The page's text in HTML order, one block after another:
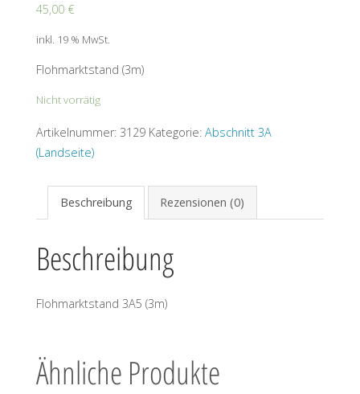
45,00 €
inkl. 19 % MwSt.
Flohmarktstand (3m)
Nicht vorrätig
Artikelnummer: 3129 Kategorie: Abschnitt 3A
(Landseite)
Beschreibung Rezensionen (0)
Beschreibung
Flohmarktstand 3A5 (3m)
Ähnliche Produkte